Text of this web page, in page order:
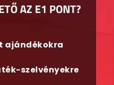
AZ E1 PONT?
ajándékokra
szelvényekre